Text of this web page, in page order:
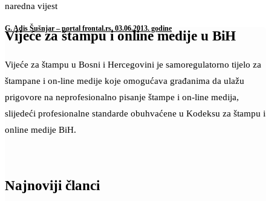
naredna vijest
G. Adis Šušnjar – portal frontal.rs, 03.06.2013. godine
Vijeće za štampu i online medije u BiH
Vijeće za štampu u Bosni i Hercegovini je samoregulatorno tijelo za
štampane i on-line medije koje omogućava građanima da ulažu
prigovore na neprofesionalno pisanje štampe i on-line medija,
slijedeći profesionalne standarde obuhvaćene u Kodeksu za štampu i
online medije BiH.
Najnoviji članci